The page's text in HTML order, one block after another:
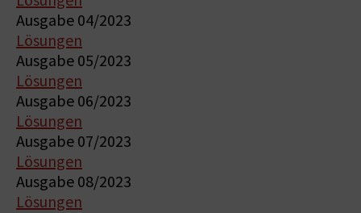
Ausgabe 04/2023
Lösungen
Ausgabe 05/2023
Lösungen
Ausgabe 06/2023
Lösungen
Ausgabe 07/2023
Lösungen
Ausgabe 08/2023
Lösungen